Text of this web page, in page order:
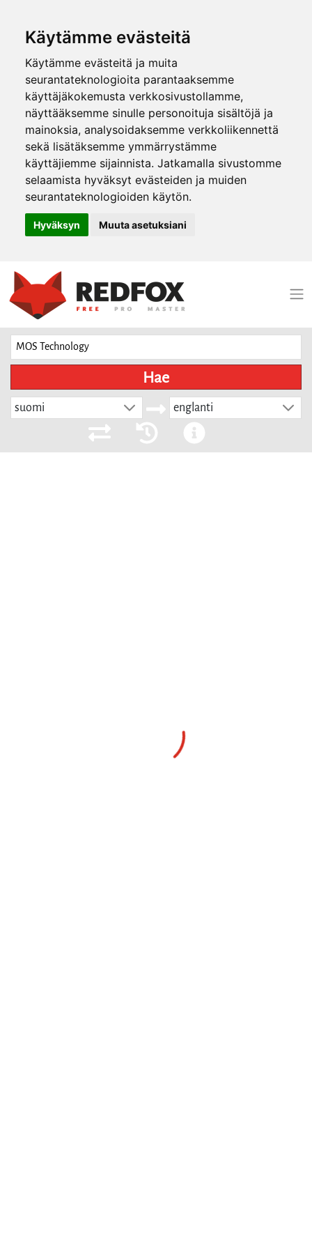
Käytämme evästeitä
Käytämme evästeitä ja muita
seurantateknologioita parantaaksemme
käyttäjäkokemusta verkkosivustollamme,
näyttääksemme sinulle personoituja sisältöjä ja
mainoksia, analysoidaksemme verkkoliikennettä
sekä lisätäksemme ymmärrystämme
käyttäjiemme sijainnista. Jatkamalla sivustomme
selaamista hyväksyt evästeiden ja muiden
seurantateknologioiden käytön.
Hyväksyn Muuta asetuksiani
Hae
suomi englanti